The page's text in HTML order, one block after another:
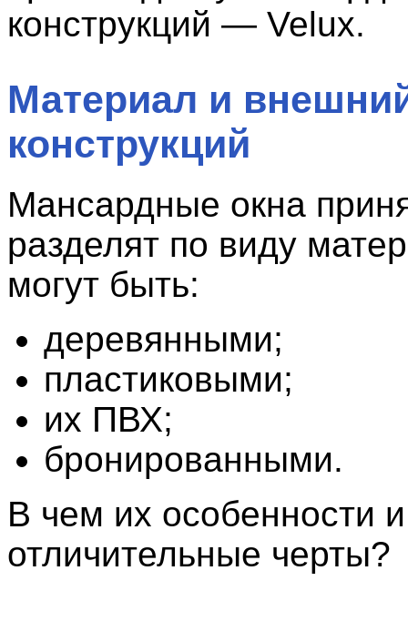
конструкций — Velux.
Материал и
конструкций
Мансардные окна
разделят по виду
могут быть:
деревянными;
пластиковыми;
их ПВХ;
бронированными.
В чем их особенности и
отличительные черты?